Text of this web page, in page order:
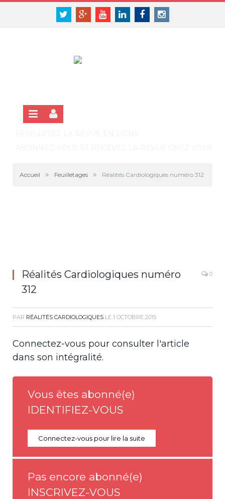
Panneau de gestion des cookies
TwitterGoogle+YoutubeLinkedinFacebookInstagram
SE CONNECTER
Accueil » Feuilletages » Réalités Cardiologiques numéro 312
Réalités Cardiologiques numéro
312
0
PAR RÉALITÉS CARDIOLOGIQUES LE 1 OCTOBRE 2015
Connectez-vous pour consulter l'article
dans son intégralité.
Vous êtes abonné(e)
IDENTIFIEZ-VOUS
Connectez-vous pour lire la suite
Pas encore abonné(e)
INSCRIVEZ-VOUS